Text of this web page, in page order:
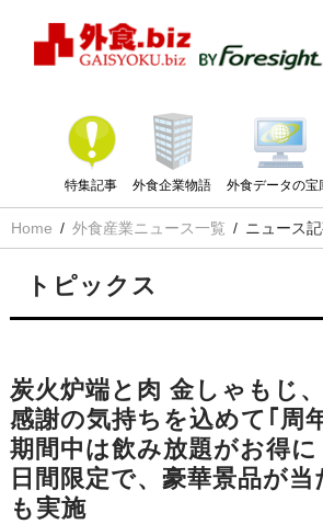
特集記事 外食企業物語 外食データの宝
Home 外食産業ニュース一覧 ニュース
トピックス
炭火炉端と肉 金しゃもじ
感謝の気持ちを込めて｢周
期間中は飲み放題がお得
日間限定で、豪華景品が
も実施